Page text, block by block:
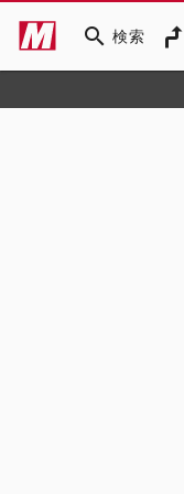
search 検索